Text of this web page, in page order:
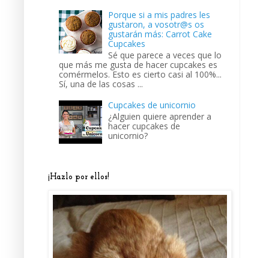
Porque si a mis padres les
gustaron, a vosotr@s os
gustarán más: Carrot Cake
Cupcakes
Sé que parece a veces que lo
que más me gusta de hacer cupcakes es
comérmelos. Esto es cierto casi al 100%...
Sí, una de las cosas ...
Cupcakes de unicornio
¿Alguien quiere aprender a
hacer cupcakes de
unicornio?
¡Hazlo por ellos!